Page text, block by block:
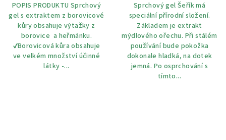
POPIS PRODUKTU Sprchový
gel s extraktem z borovicové
kůry obsahuje výtažky z
borovice a heřmánku.
✔️Borovicová kůra obsahuje
ve velkém množství účinné
látky -...
z
5
hvězdiček.
Sprchový gel Šeřík má
speciální přírodní složení.
Základem je extrakt
mýdlového ořechu. Při stálém
používání bude pokožka
dokonale hladká, na dotek
jemná. Po osprchování s
tímto...